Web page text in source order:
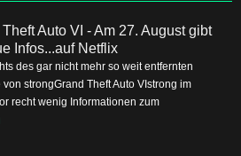
Auto VI - Am 27. August gibt
Infos...auf Netflix
des gar nicht mehr so weit entfernten
von strongGrand Theft Auto VIstrong im
recht wenig Informationen zum